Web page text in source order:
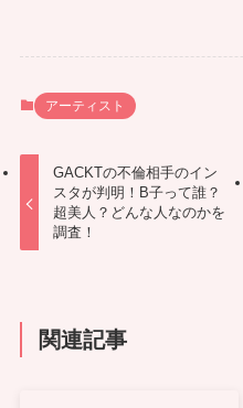
アーティスト
GACKTの不倫相手のイン
スタが判明！B子って誰？
超美人？どんな人なのかを
調査！
関連記事